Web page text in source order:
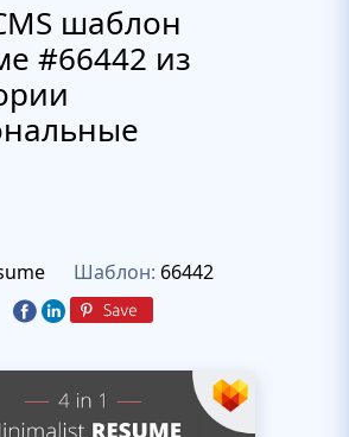
шаблон
#66442 из
Шаблон: 66442